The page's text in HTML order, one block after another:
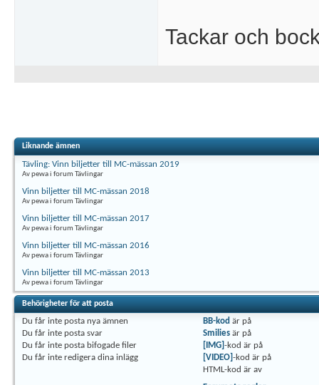
Tackar och
Liknande ämnen
Tävling: Vinn biljetter till MC-mässan 2019
Av pewa i forum Tävlingar
Vinn biljetter till MC-mässan 2018
Av pewa i forum Tävlingar
Vinn biljetter till MC-mässan 2017
Av pewa i forum Tävlingar
Vinn biljetter till MC-mässan 2016
Av pewa i forum Tävlingar
Vinn biljetter till MC-mässan 2013
Av pewa i forum Tävlingar
Behörigheter för att posta
Du får inte posta nya ämnen
Du får inte posta svar
Du får inte posta bifogade filer
Du får inte redigera dina inlägg
BB-kod är på
Smilies är på
[IMG]-kod är på
[VIDEO]-kod är på
HTML-kod är av